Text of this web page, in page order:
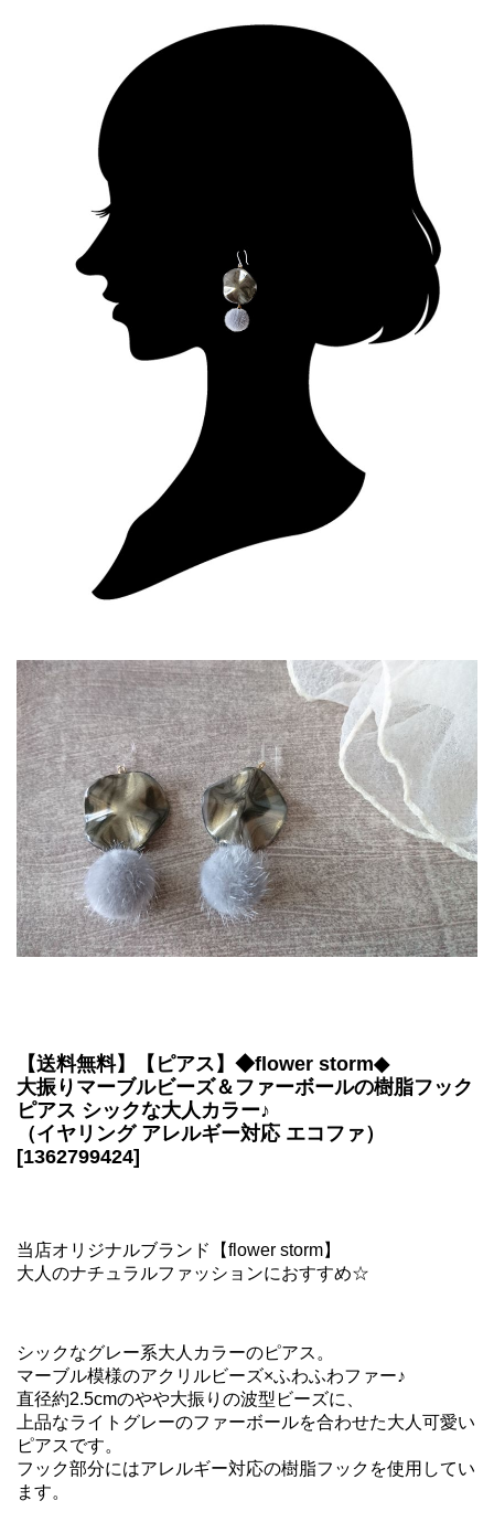
【送料無料】【ピアス】◆flower storm◆
大振りマーブルビーズ＆ファーボールの樹脂フック
ピアス シックな大人カラー♪
（イヤリング アレルギー対応 エコファ）
[1362799424]
当店オリジナルブランド【flower storm】
大人のナチュラルファッションにおすすめ☆
シックなグレー系大人カラーのピアス。
マーブル模様のアクリルビーズ×ふわふわファー♪
直径約2.5cmのやや大振りの波型ビーズに、
上品なライトグレーのファーボールを合わせた大人可愛い
ピアスです。
フック部分にはアレルギー対応の樹脂フックを使用してい
ます。